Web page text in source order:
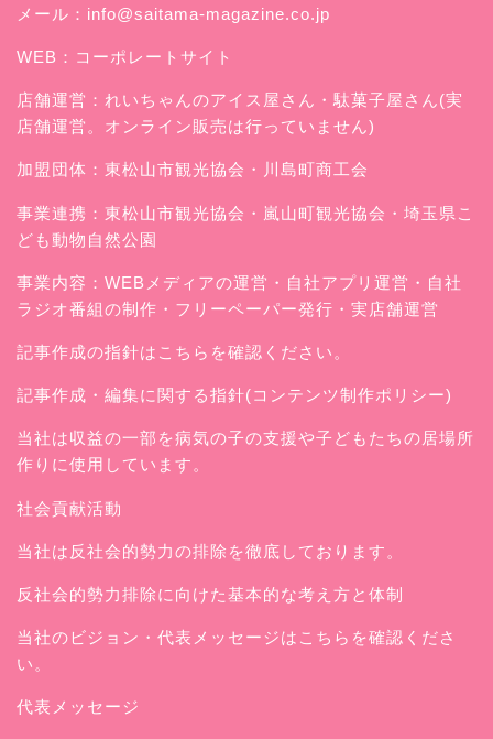
メール： info@saitama-magazine.co.jp
WEB： コーポレートサイト
店舗運営： れいちゃんのアイス屋さん ・駄菓子屋さん(実
店舗運営。オンライン販売は行っていません)
加盟団体：東松山市観光協会・川島町商工会
事業連携：東松山市観光協会・嵐山町観光協会・埼玉県こ
ども動物自然公園
事業内容：WEBメディアの運営・自社アプリ運営・自社
ラジオ番組の制作・フリーペーパー発行・実店舗運営
記事作成の指針はこちらを確認ください。
記事作成・編集に関する指針(コンテンツ制作ポリシー)
当社は収益の一部を病気の子の支援や子どもたちの居場所
作りに使用しています。
社会貢献活動
当社は反社会的勢力の排除を徹底しております。
反社会的勢力排除に向けた基本的な考え方と体制
当社のビジョン・代表メッセージはこちらを確認くださ
い。
代表メッセージ